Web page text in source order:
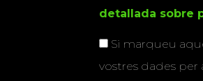
detallada sobre
Si marqueu
vostres dades per